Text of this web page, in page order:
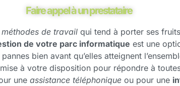
Faire appel à un prestataire
méthodes de travail qui tend à porter ses
de votre parc informatique est une
bien avant qu’elles atteignent
à votre disposition pour répondre à
une assistance téléphonique ou pour une